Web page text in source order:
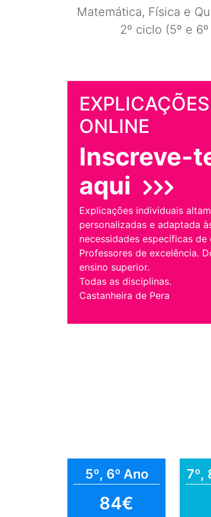
Matemática, Física e
2º ciclo (5º e
EXPLICAÇÕES
ONLINE
Inscreve-
aqui
Explicações individuais
personalizadas e adaptada
necessidades específicas de
Professores de excelência.
ensino superior.
Todas as disciplinas.
Castanheira de Pera
5º, 6º Ano
84€
7º,